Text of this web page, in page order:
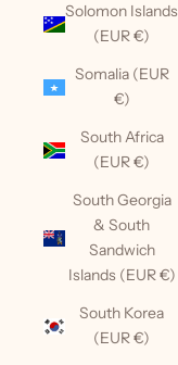
Solomon Islands
(EUR €)
Somalia (EUR
€)
South Africa
(EUR €)
South Georgia
& South
Sandwich
Islands (EUR €)
South Korea
(EUR €)